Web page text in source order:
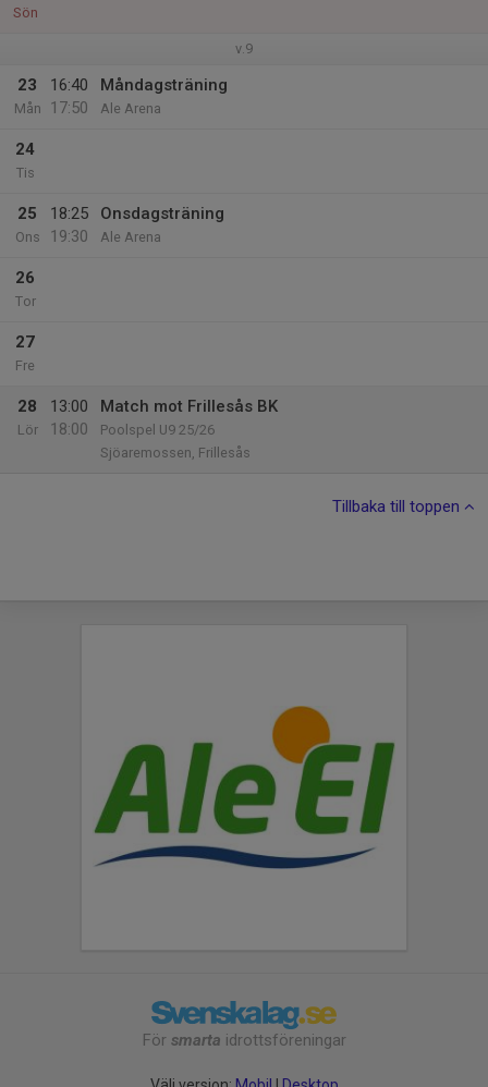
Sön
v.9
23
Mån
16:40
17:50
Måndagsträning
Ale Arena
24
Tis
25
Ons
18:25
19:30
Onsdagsträning
Ale Arena
26
Tor
27
Fre
28
Lör
13:00
18:00
Match mot Frillesås BK
Poolspel U9 25/26
Sjöaremossen, Frillesås
Tillbaka till toppen
För smarta idrottsföreningar